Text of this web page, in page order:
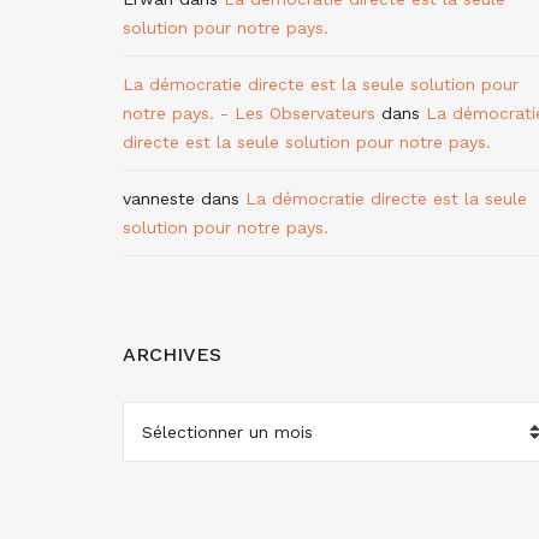
solution pour notre pays.
La démocratie directe est la seule solution pour
notre pays. - Les Observateurs dans La
directe est la seule solution pour notre pays.
vanneste dans La démocratie directe est la seule
solution pour notre pays.
ARCHIVES
ARCHIVES